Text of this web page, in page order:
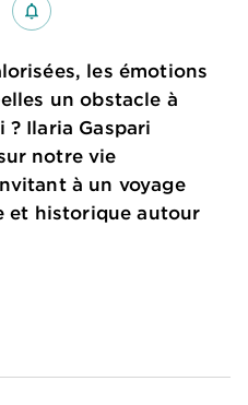
notifications_none_outlined
les émotions
un obstacle à
? Ilaria Gaspari
notre vie
à un voyage
et historique autour